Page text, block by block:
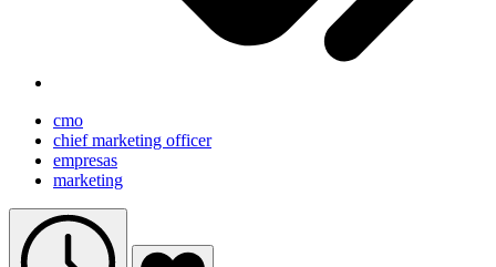
cmo
chief marketing officer
empresas
marketing